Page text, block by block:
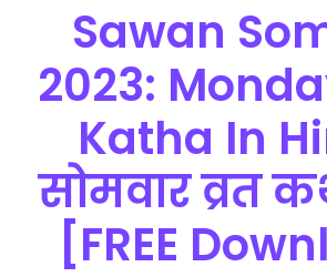
Sawan
2023:
Katha In
सोमवार व्रत
[FREE